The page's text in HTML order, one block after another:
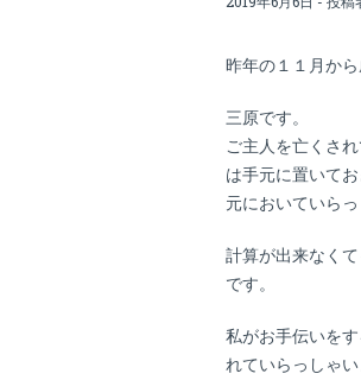
昨年の１１月か
三原です。
ご主人を亡くさ
は手元に置いて
元においていらっ
計算が出来なく
です。
私がお手伝いを
れていらっしゃ